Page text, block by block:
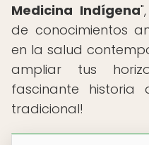
Medicina Indígena
de conocimientos
en la salud
ampliar tus
fascinante
tradicional!